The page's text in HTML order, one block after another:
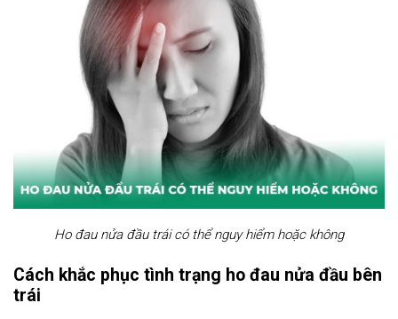
Ho đau nửa đầu trái có thể nguy hiểm hoặc không
Cách khắc phục tình trạng ho đau nửa đầu bên
trái